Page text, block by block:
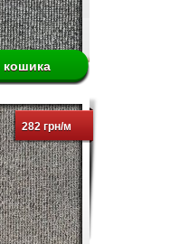
282 грн/м